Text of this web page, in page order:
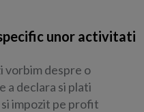
unor activitati
vorbim despre o
a declara si plati
impozit pe profit